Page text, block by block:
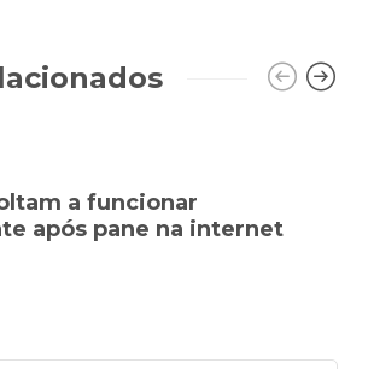
a funcionar
após pane na internet